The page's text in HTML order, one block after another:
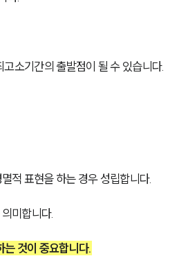
소기간의 출발점이 될 수 있습니다.
적 표현을 하는 경우 성립합니다.
미합니다.
는 것이 중요합니다.